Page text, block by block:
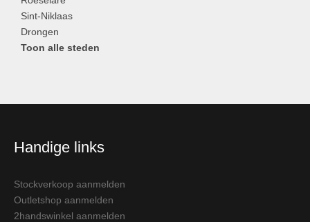
Sint-Niklaas
Drongen
Toon alle steden
Handige links
Stockverkoop aanmelden
Outletshop aanmelden
2handswinkel aanmelden